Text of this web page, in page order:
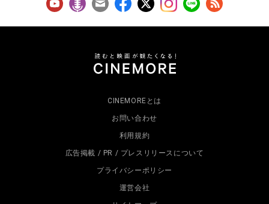
CINEMOREとは
お問い合わせ
利用規約
広告掲載 / PR / プレスリリースについて
プライバシーポリシー
運営会社